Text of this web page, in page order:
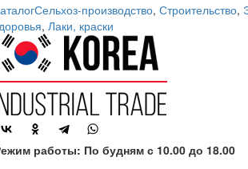
Сельхоз-производство, Строительство,
, Лаки, краски
работы: По будням с 10.00 до 18.00